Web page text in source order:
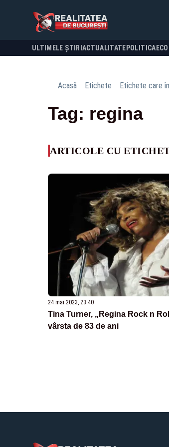
ULTIMELE ȘTIRI ACTUALITATE POLITICA
Acasă Etichete Etichete care
Tag: regina
ARTICOLE CU
24 mai 2023, 23:40
Tina Turner, „Regina Rock n
vârsta de 83 de ani